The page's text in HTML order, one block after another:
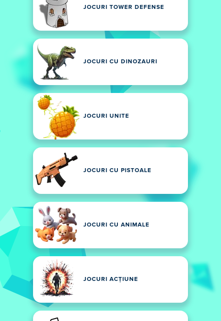
JOCURI TOWER DEFENSE
JOCURI CU DINOZAURI
JOCURI UNITE
JOCURI CU PISTOALE
JOCURI CU ANIMALE
JOCURI ACȚIUNE